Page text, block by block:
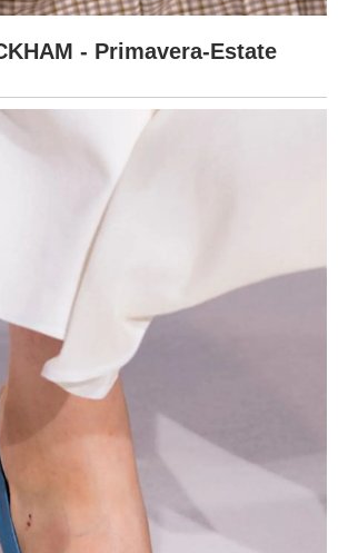
- Primavera-Estate